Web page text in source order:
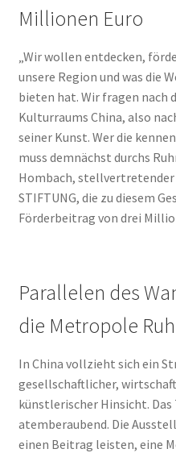
Millionen Euro
„Wir wollen entdecken,
unsere Region und was die
bieten hat. Wir fragen nach
Kulturraums China, also
seiner Kunst. Wer die
muss demnächst durchs
Hombach, stellvertretender
STIFTUNG, die zu diesem
Förderbeitrag von drei
Parallelen des
die Metropole
In China vollzieht sich ein
gesellschaftlicher,
künstlerischer Hinsicht.
atemberaubend. Die
einen Beitrag leisten, eine